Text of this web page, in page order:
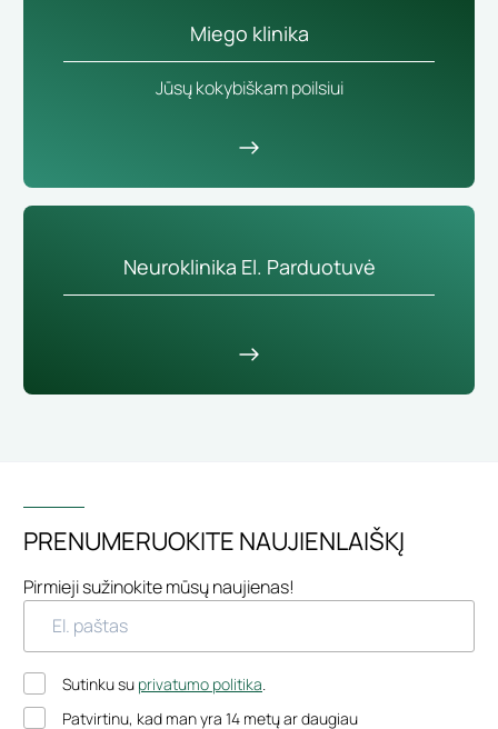
Miego klinika
Jūsų kokybiškam poilsiui
Neuroklinika El. Parduotuvė
PRENUMERUOKITE NAUJIENLAIŠKĮ
Pirmieji sužinokite mūsų naujienas!
Sutinku su privatumo politika.
Patvirtinu, kad man yra 14 metų ar daugiau